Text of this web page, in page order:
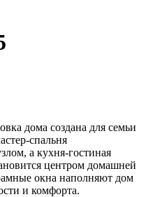
дома создана для семьи
спальня
а кухня-гостиная
центром домашней
окна наполняют дом
и комфорта.